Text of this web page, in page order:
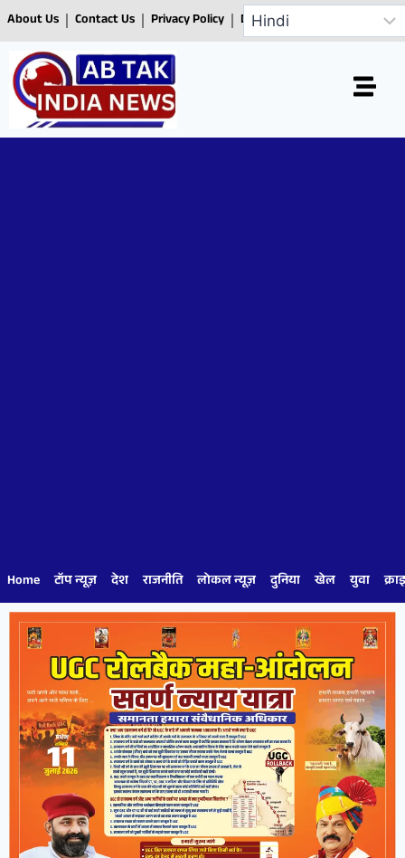
About Us Contact Us Privacy Policy Disclaimer
Home टॉप न्यूज़ देश राजनीति लोकल न्यूज़ दुनिया खेल युवा